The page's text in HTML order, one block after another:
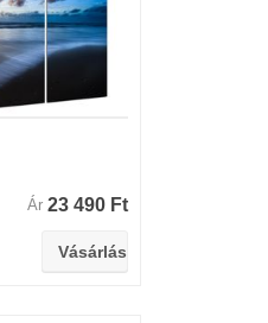
Ár 23 490 Ft